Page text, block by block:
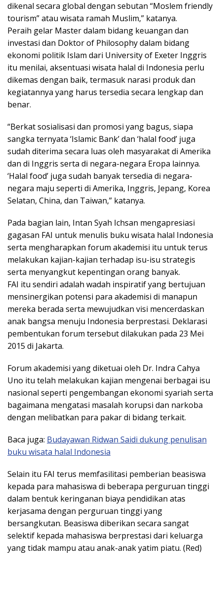
dikenal secara global dengan sebutan “Moslem friendly
tourism” atau wisata ramah Muslim,” katanya.
Peraih gelar Master dalam bidang keuangan dan
investasi dan Doktor of Philosophy dalam bidang
ekonomi politik Islam dari University of Exeter Inggris
itu menilai, aksentuasi wisata halal di Indonesia perlu
dikemas dengan baik, termasuk narasi produk dan
kegiatannya yang harus tersedia secara lengkap dan
benar.
“Berkat sosialisasi dan promosi yang bagus, siapa
sangka ternyata ‘Islamic Bank’ dan ‘halal food’ juga
sudah diterima secara luas oleh masyarakat di Amerika
dan di Inggris serta di negara-negara Eropa lainnya.
‘Halal food’ juga sudah banyak tersedia di negara-
negara maju seperti di Amerika, Inggris, Jepang, Korea
Selatan, China, dan Taiwan,” katanya.
Pada bagian lain, Intan Syah Ichsan mengapresiasi
gagasan FAI untuk menulis buku wisata halal Indonesia
serta mengharapkan forum akademisi itu untuk terus
melakukan kajian-kajian terhadap isu-isu strategis
serta menyangkut kepentingan orang banyak.
FAI itu sendiri adalah wadah inspiratif yang bertujuan
mensinergikan potensi para akademisi di manapun
mereka berada serta mewujudkan visi mencerdaskan
anak bangsa menuju Indonesia berprestasi. Deklarasi
pembentukan forum tersebut dilakukan pada 23 Mei
2015 di Jakarta.
Forum akademisi yang diketuai oleh Dr. Indra Cahya
Uno itu telah melakukan kajian mengenai berbagai isu
nasional seperti pengembangan ekonomi syariah serta
bagaimana mengatasi masalah korupsi dan narkoba
dengan melibatkan para pakar di bidang terkait.
Baca juga: Budayawan Ridwan Saidi dukung penulisan
buku wisata halal Indonesia
Selain itu FAI terus memfasilitasi pemberian beasiswa
kepada para mahasiswa di beberapa perguruan tinggi
dalam bentuk keringanan biaya pendidikan atas
kerjasama dengan perguruan tinggi yang
bersangkutan. Beasiswa diberikan secara sangat
selektif kepada mahasiswa berprestasi dari keluarga
yang tidak mampu atau anak-anak yatim piatu. (Red)